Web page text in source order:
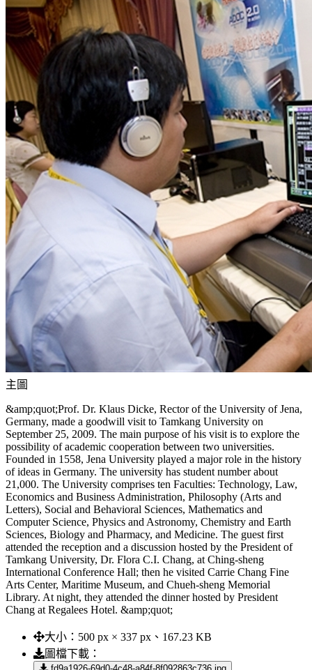
主圖
&amp;quot;Prof. Dr. Klaus Dicke, Rector of the University of Jena,
Germany, made a goodwill visit to Tamkang University on
September 25, 2009. The main purpose of his visit is to explore the
possibility of academic cooperation between two universities.
Founded in 1558, Jena University played a major role in the history
of ideas in Germany. The university has student number about
21,000. The University comprises ten Faculties: Technology, Law,
Economics and Business Administration, Philosophy (Arts and
Letters), Social and Behavioral Sciences, Mathematics and
Computer Science, Physics and Astronomy, Chemistry and Earth
Sciences, Biology and Pharmacy, and Medicine. The guest first
attended the reception and a discussion hosted by the President of
Tamkang University, Dr. Flora C.I. Chang, at Ching-sheng
International Conference Hall; then he visited Carrie Chang Fine
Arts Center, Maritime Museum, and Chueh-sheng Memorial
Library. At night, they attended the dinner hosted by President
Chang at Regalees Hotel. &amp;quot;
大小： 500 px × 337 px、167.23 KB
圖檔下載：